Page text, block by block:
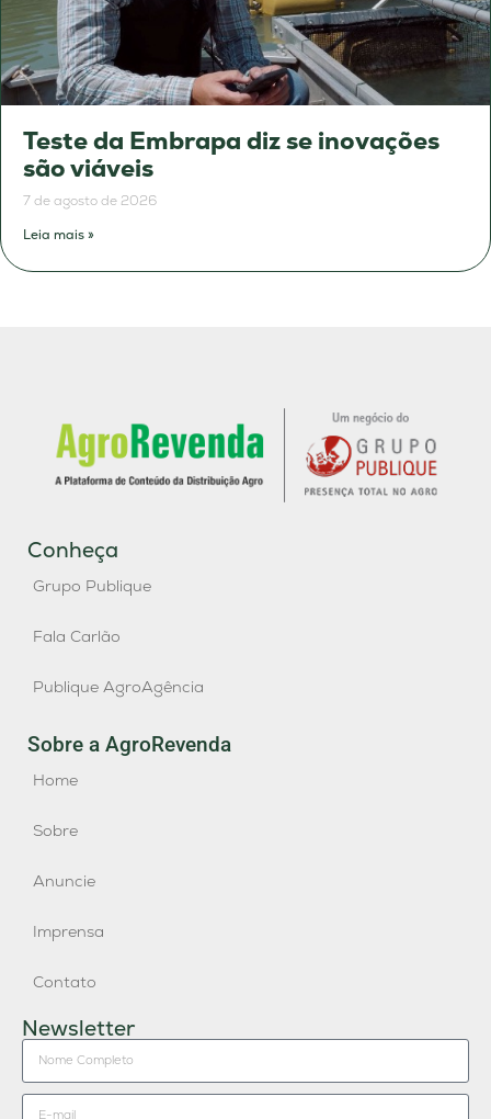
Teste da Embrapa diz se inovações
são viáveis
7 de agosto de 2026
Leia mais »
Conheça
Grupo Publique
Fala Carlão
Publique AgroAgência
Sobre a AgroRevenda
Home
Sobre
Anuncie
Imprensa
Contato
Newsletter